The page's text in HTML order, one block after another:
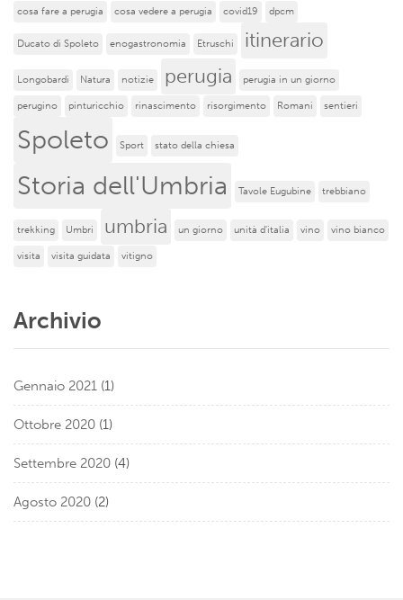
cosa fare a perugia cosa vedere a perugia covid19 dpcm
Ducato di Spoleto enogastronomia Etruschi itinerario
Longobardi Natura notizie perugia perugia in un giorno
perugino pinturicchio rinascimento risorgimento Romani sentieri
Spoleto Sport stato della chiesa
Storia dell'Umbria Tavole Eugubine trebbiano
trekking Umbri umbria un giorno unità d'italia vino vino bianco
visita visita guidata vitigno
Archivio
Gennaio 2021 (1)
Ottobre 2020 (1)
Settembre 2020 (4)
Agosto 2020 (2)